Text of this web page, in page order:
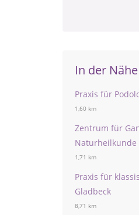
In der Nähe
Praxis für
1,60 km
Zentrum für
Naturheilkunde
1,71 km
Praxis für
Gladbeck
8,71 km